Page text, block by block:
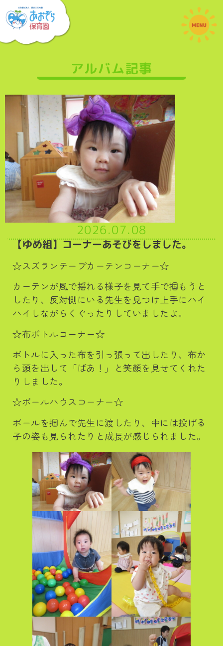
アルバム記事
2026.07.08
【ゆめ組】コーナーあそびをしました。
☆スズランテープカーテンコーナー☆
カーテンが風で揺れる様子を見て手で掴もうと
したり、反対側にいる先生を見つけ上手にハイ
ハイしながらくぐったりしていましたよ。
☆布ボトルコーナー☆
ボトルに入った布を引っ張って出したり、布か
ら頭を出して「ばあ！」と笑顔を見せてくれた
りしました。
☆ボールハウスコーナー☆
ボールを掴んで先生に渡したり、中には投げる
子の姿も見られたりと成長が感じられました。